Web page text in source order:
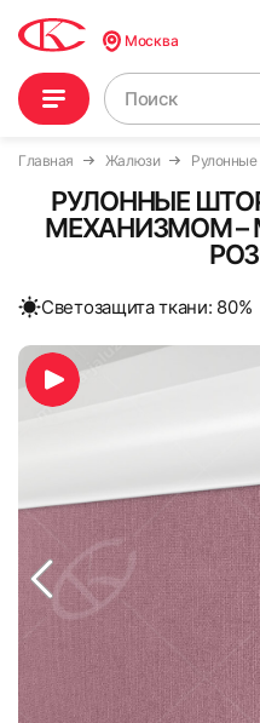
Москва
Главная Жалюзи Рулонные
РУЛОННЫЕ
МЕХАНИЗМОМ –
Cветозащита ткани: 80%